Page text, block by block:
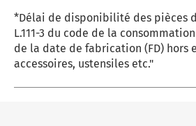
*Délai de disponibilité des pièces
L.111-3 du code de la
de la date de fabrication (FD) hors
accessoires, ustensiles etc."